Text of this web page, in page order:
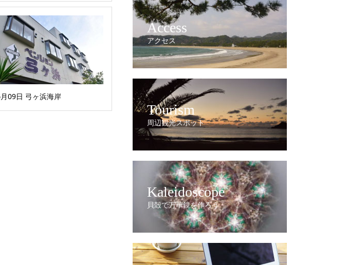
09日 弓ヶ浜海岸
Access
アクセス
Tourism
周辺観光スポット
Kaleidoscope
貝殻で万華鏡を作ろう